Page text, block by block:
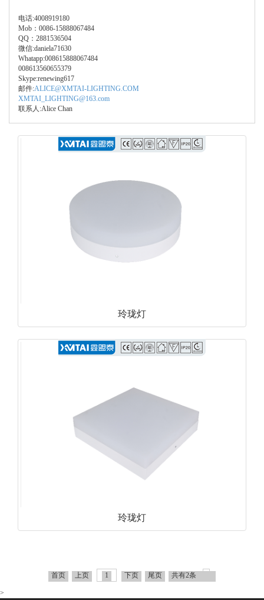
电话:4008919180
Mob：0086-15888067484
QQ：2881536504
微信:daniela71630
Whatapp:008615888067484
008613560655379
Skype:renewing617
邮件:ALICE@XMTAI-LIGHTING.COM
XMTAI_LIGHTING@163.com
联系人:Alice Chan
玲珑灯
玲珑灯
首页 上页 1 下页 尾页 共有2条
>